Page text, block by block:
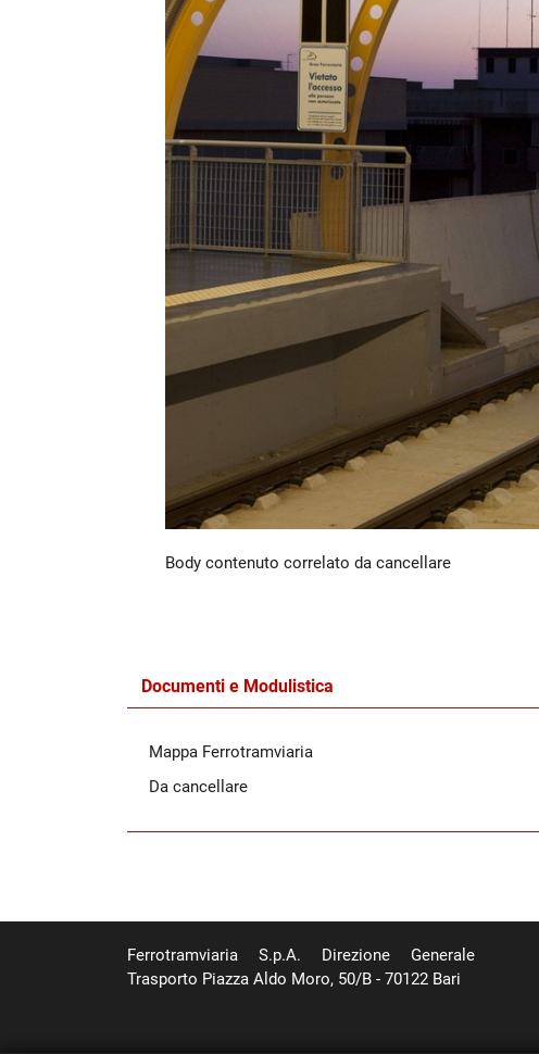
Body contenuto correlato da cancellare
Documenti e Modulistica
Mappa Ferrotramviaria
Da cancellare
Ferrotramviaria S.p.A. Direzione Generale
Trasporto Piazza Aldo Moro, 50/B - 70122 Bari